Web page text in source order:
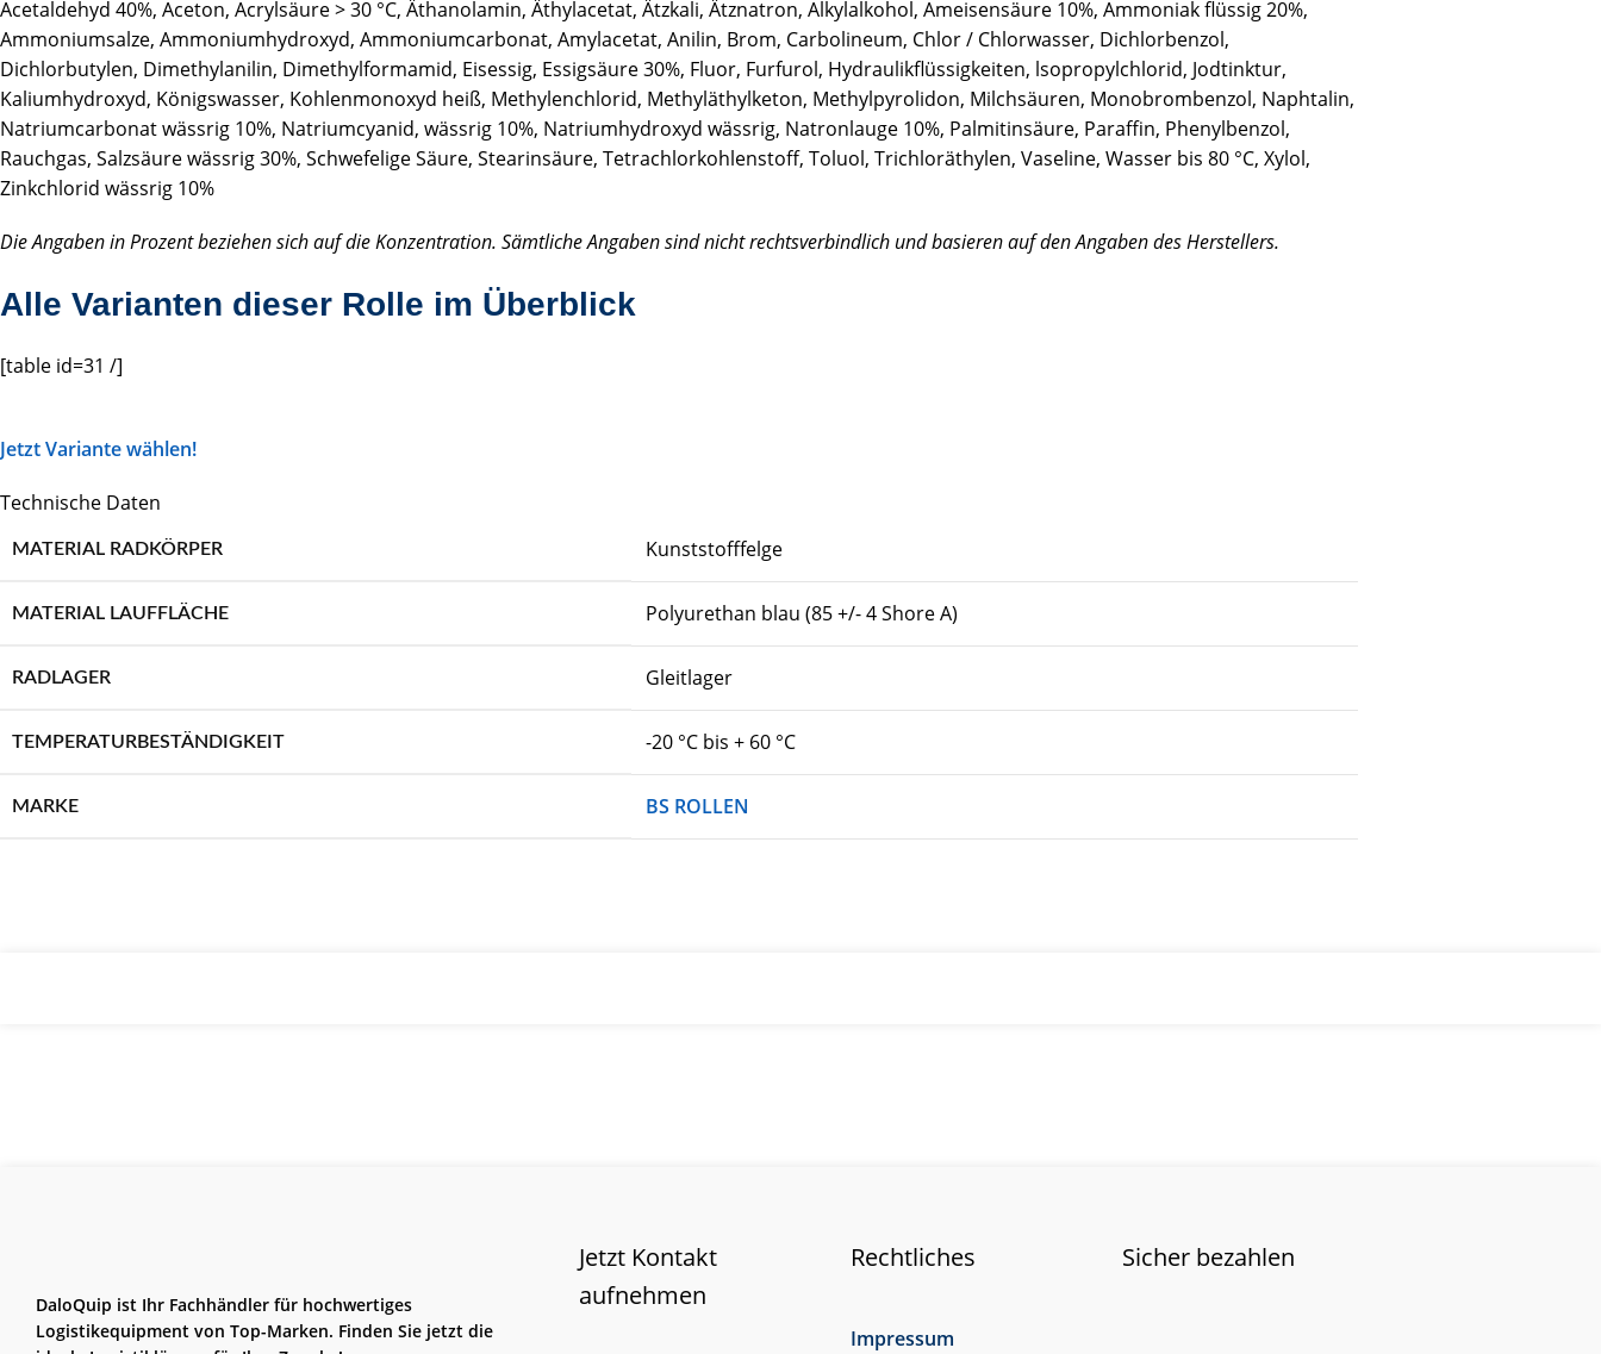
Acetaldehyd 40%, Aceton, Acrylsäure > 30 °C, Äthanolamin, Äthylacetat, Ätzkali, Ätznatron, Alkylalkohol, Ameisensäure 10%, Ammoniak flüssig 20%,
Ammoniumsalze, Ammoniumhydroxyd, Ammoniumcarbonat, Amylacetat, Anilin, Brom, Carbolineum, Chlor / Chlorwasser, Dichlorbenzol,
Dichlorbutylen, Dimethylanilin, Dimethylformamid, Eisessig, Essigsäure 30%, Fluor, Furfurol, Hydraulikflüssigkeiten, lsopropylchlorid, Jodtinktur,
Kaliumhydroxyd, Königswasser, Kohlenmonoxyd heiß, Methylenchlorid, Methyläthylketon, Methylpyrolidon, Milchsäuren, Monobrombenzol, Naphtalin,
Natriumcarbonat wässrig 10%, Natriumcyanid, wässrig 10%, Natriumhydroxyd wässrig, Natronlauge 10%, Palmitinsäure, Paraffin, Phenylbenzol,
Rauchgas, Salzsäure wässrig 30%, Schwefelige Säure, Stearinsäure, Tetrachlorkohlenstoff, Toluol, Trichloräthylen, Vaseline, Wasser bis 80 °C, Xylol,
Zinkchlorid wässrig 10%
Die Angaben in Prozent beziehen sich auf die Konzentration. Sämtliche Angaben sind nicht rechtsverbindlich und basieren auf den Angaben des Herstellers.
Alle Varianten dieser Rolle im Überblick
[table id=31 /]
Jetzt Variante wählen!
Technische Daten
MATERIAL RADKÖRPER Kunststofffelge
MATERIAL LAUFFLÄCHE Polyurethan blau (85 +/- 4 Shore A)
RADLAGER Gleitlager
TEMPERATURBESTÄNDIGKEIT -20 °C bis + 60 °C
MARKE BS ROLLEN
DaloQuip ist Ihr Fachhändler für hochwertiges
Logistikequipment von Top-Marken. Finden Sie jetzt die
Jetzt Kontakt
aufnehmen
Rechtliches
Impressum
Sicher bezahlen